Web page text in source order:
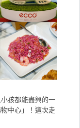
孩都能盡興的一
中心」！這次走